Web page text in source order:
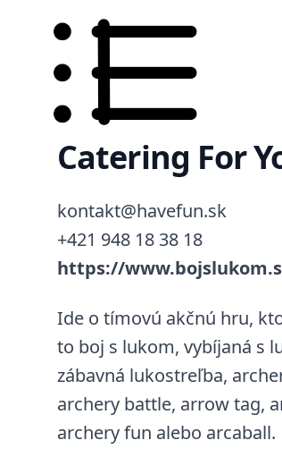
Catering For
kontakt@havefun.sk
+421 948 18 38 18
https://
Ide o tímovú akčnú hru,
to boj s lukom, vybíjaná s
zábavná lukostreľba,
archery battle, arrow tag,
archery fun alebo arcaball.